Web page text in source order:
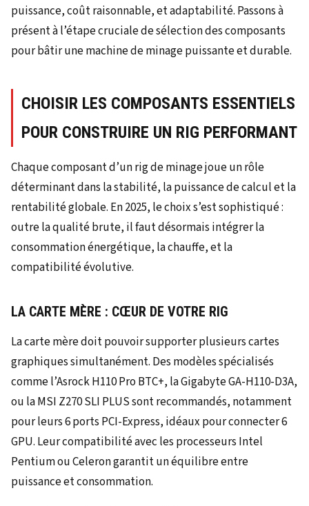
puissance, coût raisonnable, et adaptabilité. Passons à
présent à l’étape cruciale de sélection des composants
pour bâtir une machine de minage puissante et durable.
CHOISIR LES COMPOSANTS ESSENTIELS
POUR CONSTRUIRE UN RIG PERFORMANT
Chaque composant d’un rig de minage joue un rôle
déterminant dans la stabilité, la puissance de calcul et la
rentabilité globale. En 2025, le choix s’est sophistiqué :
outre la qualité brute, il faut désormais intégrer la
consommation énergétique, la chauffe, et la
compatibilité évolutive.
LA CARTE MÈRE : CŒUR DE VOTRE RIG
La carte mère doit pouvoir supporter plusieurs cartes
graphiques simultanément. Des modèles spécialisés
comme l’Asrock H110 Pro BTC+, la Gigabyte GA-H110-D3A,
ou la MSI Z270 SLI PLUS sont recommandés, notamment
pour leurs 6 ports PCI-Express, idéaux pour connecter 6
GPU. Leur compatibilité avec les processeurs Intel
Pentium ou Celeron garantit un équilibre entre
puissance et consommation.